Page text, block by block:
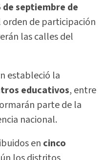
de septiembre de
de participación
las calles del
estableció la
educativos, entre
parte de la
nacional.
en cinco